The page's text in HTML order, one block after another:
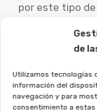
de
Utilizamos tecnologías
información del
navegación y para
consentimiento a
por este tipo
En